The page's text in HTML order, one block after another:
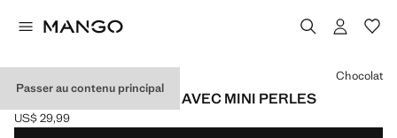
Passer au contenu principal
PORTEFEUILLE MOYEN AVEC MINI PERLES
Prix actuel [US$ 29,99 ]
US$ 29,99
Choisissez une couleur
Couleur Jaune pastel
Couleur Bordeaux
Couleur Chocolat sélectionnée
Chocolat